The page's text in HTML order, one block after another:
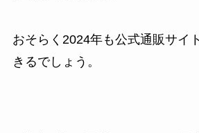
おそらく2024年も公式通販サイ
きるでしょう。